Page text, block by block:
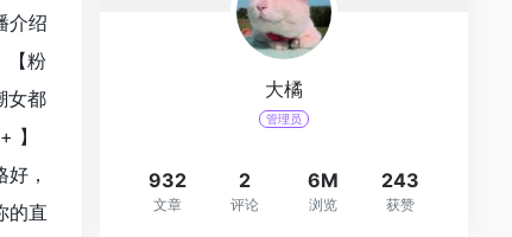
介绍
【粉
女都
】
，
的直
大橘
管理员
932
文章
2
评论
6M
浏览
243
获赞